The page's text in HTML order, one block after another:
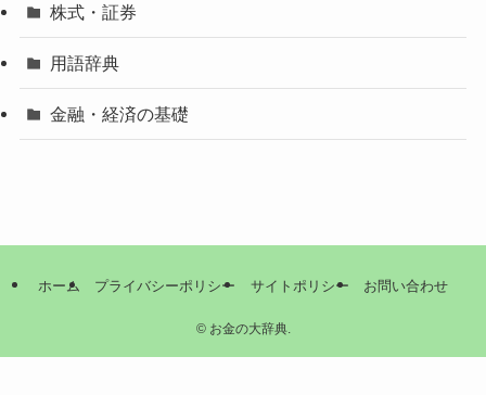
株式・証券
用語辞典
金融・経済の基礎
ホーム プライバシーポリシー サイトポリシー お問い合わせ
©お金の大辞典.